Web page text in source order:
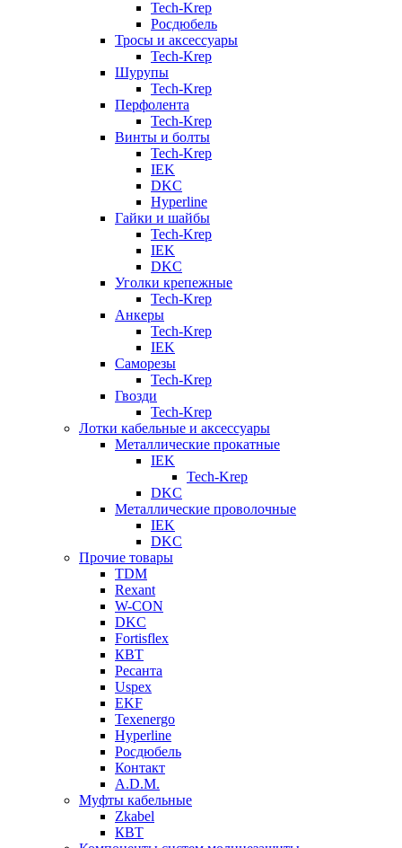
Tech-Krep
Росдюбель
Тросы и аксессуары
Tech-Krep
Шурупы
Tech-Krep
Перфолента
Tech-Krep
Винты и болты
Tech-Krep
IEK
DKC
Hyperline
Гайки и шайбы
Tech-Krep
IEK
DKC
Уголки крепежные
Tech-Krep
Анкеры
Tech-Krep
IEK
Саморезы
Tech-Krep
Гвозди
Tech-Krep
Лотки кабельные и аксессуары
Металлические прокатные
IEK
Tech-Krep
DKC
Металлические проволочные
IEK
DKC
Прочие товары
TDM
Rexant
W-CON
DKC
Fortisflex
КВТ
Ресанта
Uspex
EKF
Texenergo
Hyperline
Росдюбель
Контакт
A.D.M.
Муфты кабельные
Zkabel
КВТ